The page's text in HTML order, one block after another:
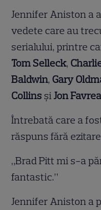
Jennifer Aniston a
vedete care au
serialului, printre
Tom Selleck,
Baldwin, Gary
Collins șiJon
Întrebată care a
răspuns fără
„Brad Pitt mi s-a
fantastic.”
Jennifer Aniston a